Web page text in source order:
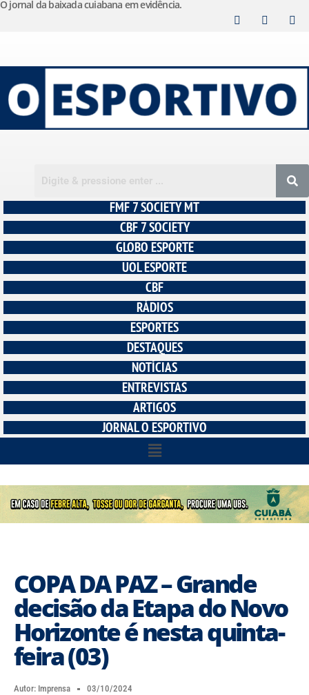
o
conteúdo
O jornal da baixada cuiabana em evidência.
FMF 7 SOCIETY MT
CBF 7 SOCIETY
GLOBO ESPORTE
UOL ESPORTE
CBF
RÁDIOS
ESPORTES
DESTAQUES
NOTÍCIAS
ENTREVISTAS
ARTIGOS
JORNAL O ESPORTIVO
COPA DA PAZ – Grande
decisão da Etapa do Novo
Horizonte é nesta quinta-
feira (03)
Autor: Imprensa 03/10/2024